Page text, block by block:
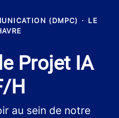
(DMPC) · LE
Projet IA
H
au sein de notre